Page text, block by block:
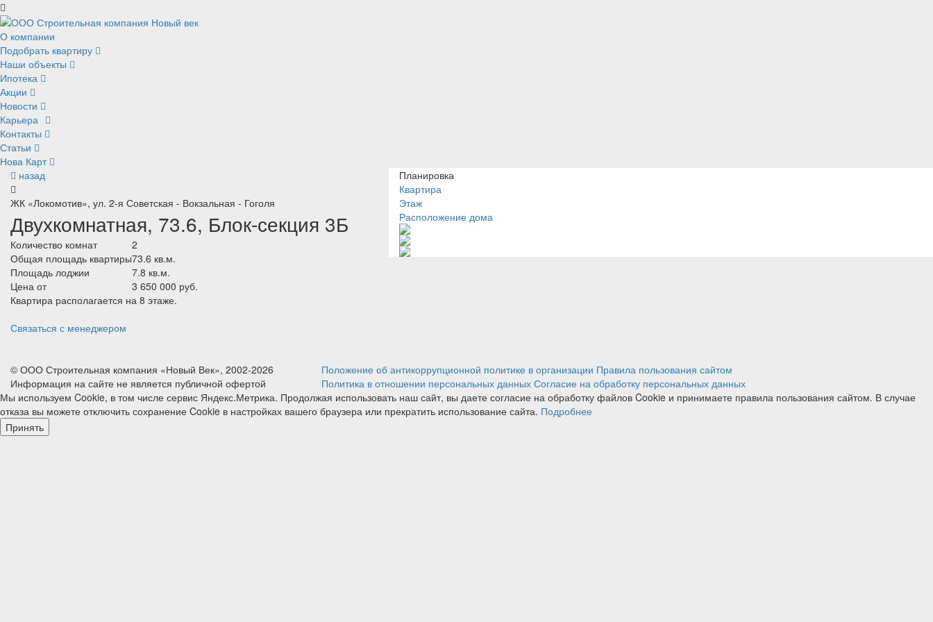
О компании
Подобрать квартиру
Наши объекты
Ипотека
Акции
Новости
Карьера
Контакты
Статьи
Нова Карт
назад
ЖК «Локомотив», ул. 2-я Советская - Вокзальная - Гоголя
Двухкомнатная, 73.6, Блок-секция 3Б
Количество комнат
2
Общая площадь квартиры73.6 кв.м.
Площадь лоджии
7.8 кв.м.
Цена от
3 650 000 руб.
Квартира располагается на 8 этаже.
Связаться с менеджером
Планировка
Квартира
Этаж
Расположение дома
© ООО Строительная компания «Новый Век», 2002-2026
Информация на сайте не является публичной офертой
Положение об антикоррупционной политике в организации Правила пользования сайтом
Политика в отношении персональных данных Согласие на обработку персональных данных
Мы используем Cookie, в том числе сервис Яндекс.Метрика. Продолжая использовать наш сайт, вы даете согласие на обработку файлов Cookie и принимаете правила пользования сайтом. В случае
отказа вы можете отключить сохранение Cookie в настройках вашего браузера или прекратить использование сайта. Подробнее
Принять